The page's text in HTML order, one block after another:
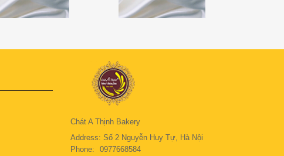
Chát A Thịnh Bakery
Address: Số 2 Nguyễn Huy Tự, Hà Nội
Phone:
0977668584